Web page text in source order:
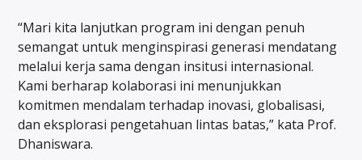
“Mari kita lanjutkan program ini dengan penuh
semangat untuk menginspirasi generasi mendatang
melalui kerja sama dengan insitusi internasional.
Kami berharap kolaborasi ini menunjukkan
komitmen mendalam terhadap inovasi, globalisasi,
dan eksplorasi pengetahuan lintas batas,” kata Prof.
Dhaniswara.